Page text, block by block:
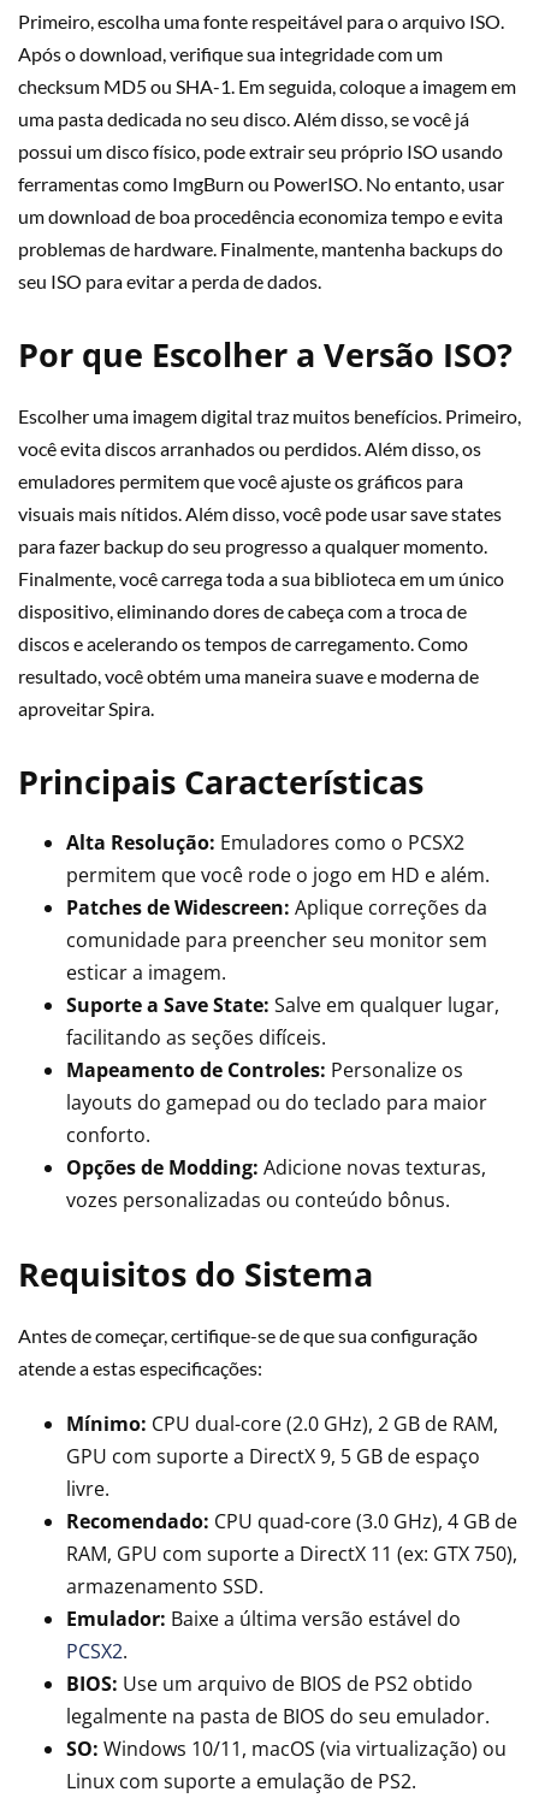
Primeiro, escolha uma fonte respeitável para o arquivo ISO.
Após o download, verifique sua integridade com um
checksum MD5 ou SHA-1. Em seguida, coloque a imagem em
uma pasta dedicada no seu disco. Além disso, se você já
possui um disco físico, pode extrair seu próprio ISO usando
ferramentas como ImgBurn ou PowerISO. No entanto, usar
um download de boa procedência economiza tempo e evita
problemas de hardware. Finalmente, mantenha backups do
seu ISO para evitar a perda de dados.
Por que Escolher a Versão ISO?
Escolher uma imagem digital traz muitos benefícios. Primeiro,
você evita discos arranhados ou perdidos. Além disso, os
emuladores permitem que você ajuste os gráficos para
visuais mais nítidos. Além disso, você pode usar save states
para fazer backup do seu progresso a qualquer momento.
Finalmente, você carrega toda a sua biblioteca em um único
dispositivo, eliminando dores de cabeça com a troca de
discos e acelerando os tempos de carregamento. Como
resultado, você obtém uma maneira suave e moderna de
aproveitar Spira.
Principais Características
Alta Resolução: Emuladores como o PCSX2
permitem que você rode o jogo em HD e além.
Patches de Widescreen: Aplique correções da
comunidade para preencher seu monitor sem
esticar a imagem.
Suporte a Save State: Salve em qualquer lugar,
facilitando as seções difíceis.
Mapeamento de Controles: Personalize os
layouts do gamepad ou do teclado para maior
conforto.
Opções de Modding: Adicione novas texturas,
vozes personalizadas ou conteúdo bônus.
Requisitos do Sistema
Antes de começar, certifique-se de que sua configuração
atende a estas especificações:
Mínimo: CPU dual-core (2.0 GHz), 2 GB de RAM,
GPU com suporte a DirectX 9, 5 GB de espaço
livre.
Recomendado: CPU quad-core (3.0 GHz), 4 GB de
RAM, GPU com suporte a DirectX 11 (ex: GTX 750),
armazenamento SSD.
Emulador: Baixe a última versão estável do
PCSX2.
BIOS: Use um arquivo de BIOS de PS2 obtido
legalmente na pasta de BIOS do seu emulador.
SO: Windows 10/11, macOS (via virtualização) ou
Linux com suporte a emulação de PS2.